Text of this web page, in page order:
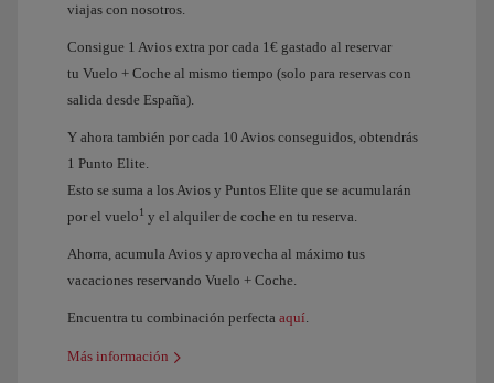
viajas con nosotros.
Consigue 1 Avios extra por cada 1€ gastado al reservar
tu Vuelo + Coche al mismo tiempo (solo para reservas con
salida desde España).
Y ahora también por cada 10 Avios conseguidos, obtendrás
1 Punto Elite.
Esto se suma a los Avios y Puntos Elite que se acumularán
por el vuelo1 y el alquiler de coche en tu reserva.
Ahorra, acumula Avios y aprovecha al máximo tus
vacaciones reservando Vuelo + Coche.
Encuentra tu combinación perfecta aquí.
Más información